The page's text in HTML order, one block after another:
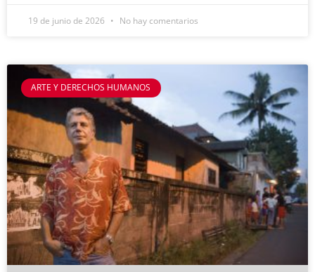
19 de junio de 2026 No hay comentarios
ARTE Y DERECHOS HUMANOS